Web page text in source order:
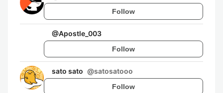
Follow
@Apostle_003
Follow
sato sato @satosatooo
Follow